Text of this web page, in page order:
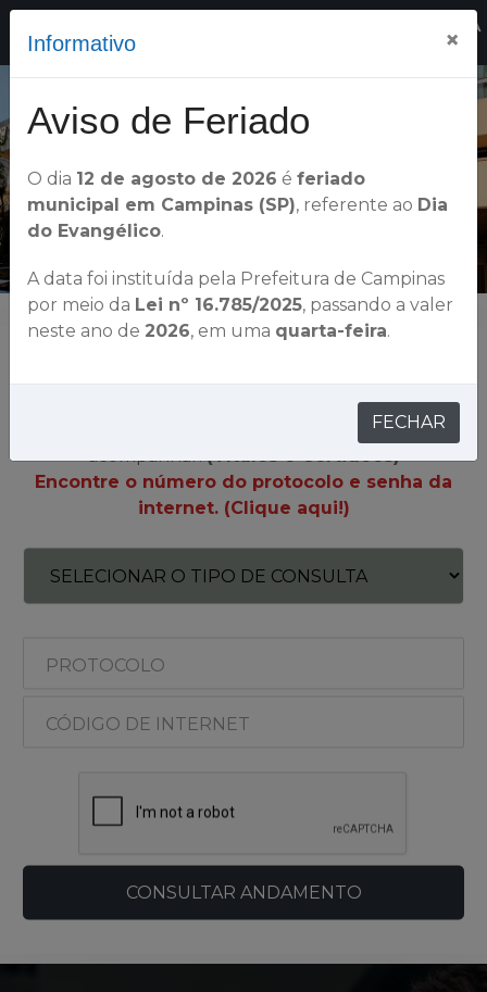
OFICIALA
DE REGISTRO DE IMÓVEIS DE CAMPINAS - SP
CONSULTAR ANDAMENTOS
Selecione o tipo de andamento que gostaria de
Encontre o número do protocolo e senha da
internet. (Clique aqui!)
Informativo ×
Aviso de Feriado
O dia 12 de agosto de 2026 é feriado
municipal em Campinas (SP), referente ao Dia
do Evangélico.
A data foi instituída pela Prefeitura de Campinas
por meio da Lei nº 16.785/2025, passando a valer
neste ano de 2026, em uma quarta-feira.
FECHAR